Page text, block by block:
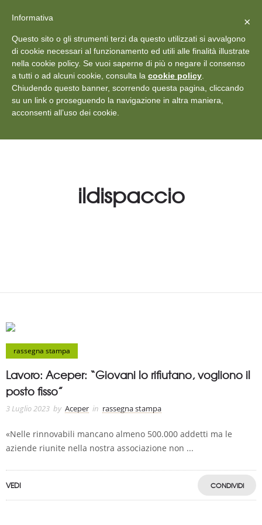
+39 011 18867102 info@aceper.it Statuto
Aceper
ildispaccio
rassegna stampa
Lavoro: Aceper: “Giovani lo rifiutano, vogliono il
posto fisso”
3 Luglio 2023 by Aceper in rassegna stampa
«Nelle rinnovabili mancano almeno 500.000 addetti ma le
aziende riunite nella nostra associazione non ...
VEDI CONDIVIDI
Vedi: Protezione dei dati personali ×
Informativa
Questo sito o gli strumenti terzi da questo utilizzati si avvalgono
di cookie necessari al funzionamento ed utili alle finalità illustrate
nella cookie policy. Se vuoi saperne di più o negare il consenso
a tutti o ad alcuni cookie, consulta la cookie policy
Chiudendo questo banner, scorrendo questa pagina, cliccando
su un link o proseguendo la navigazione in altra maniera,
acconsenti all’uso dei cookie.